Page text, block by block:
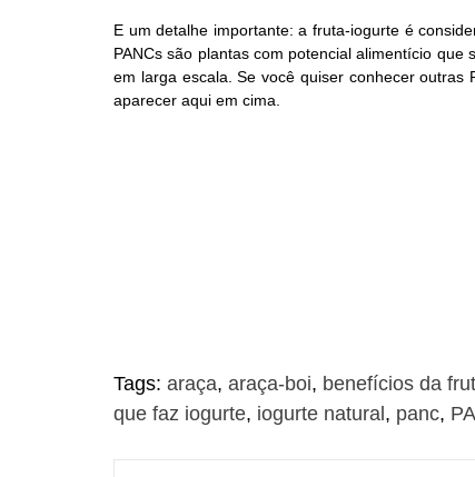
E um detalhe importante: a fruta-iogurte é
PANCs são plantas com potencial alimentício
em larga escala. Se você quiser conhecer
aparecer aqui em cima.
Tags: araça, araça-boi, benefícios da
que faz iogurte, iogurte natural, panc,